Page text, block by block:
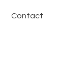
Contact